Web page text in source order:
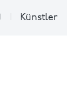
Künstler